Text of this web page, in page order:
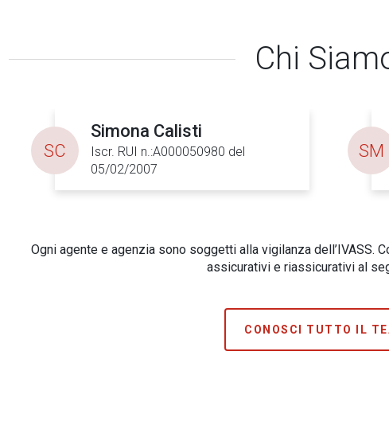
Chi
Simona Calisti
Iscr. RUI n.:A000050980 del
05/02/2007
SC SM
Ogni agente e agenzia sono soggetti alla vigilanza dell’IVASS.
assicurativi e riassicurativi al
CONOSCI TUTTO IL